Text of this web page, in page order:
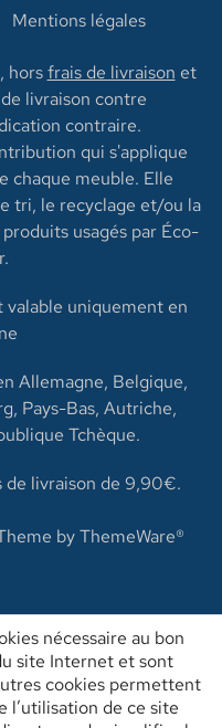
Mentions légales
horsfrais de livraison et
livraison contre
contraire.
qui s'applique
chaque meuble. Elle
tri, le recyclage et/ou la
usagés par Éco-
uniquement en
Allemagne, Belgique,
Pays-Bas, Autriche,
Tchèque.
de livraison de 9,90€.
byThemeWare®
nécessaire au bon
site Internet et sont
cookies permettent
l’utilisation de ce site